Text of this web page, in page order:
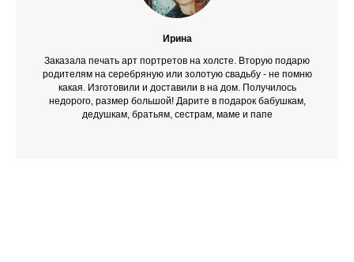
Ирина
Заказала печать арт портретов на холсте. Вторую подарю
родителям на серебряную или золотую свадьбу - не помню
какая. Изготовили и доставили в на дом. Получилось
недорого, размер большой! Дарите в подарок бабушкам,
дедушкам, братьям, сестрам, маме и папе